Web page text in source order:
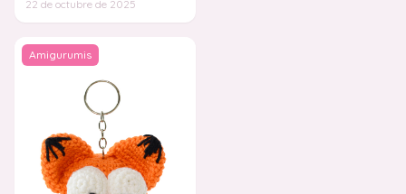
ideal para
22 de octubre de 2025
Amigurumis